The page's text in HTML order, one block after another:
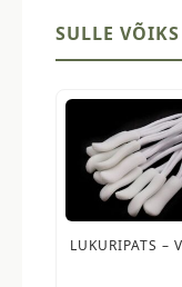
kogus
SULLE
LUKURIPATS –